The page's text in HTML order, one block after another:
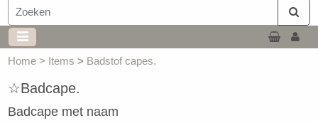
Home> Items> Badstof capes.
☆Badcape.
Badcape met naam